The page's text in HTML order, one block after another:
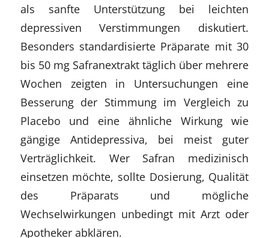
als sanfte Unterstützung bei leichten
depressiven Verstimmungen diskutiert.
Besonders standardisierte Präparate mit 30
bis 50 mg Safranextrakt täglich über mehrere
Wochen zeigten in Untersuchungen eine
Besserung der Stimmung im Vergleich zu
Placebo und eine ähnliche Wirkung wie
gängige Antidepressiva, bei meist guter
Verträglichkeit. Wer Safran medizinisch
einsetzen möchte, sollte Dosierung, Qualität
des Präparats und mögliche
Wechselwirkungen unbedingt mit Arzt oder
Apotheker abklären.